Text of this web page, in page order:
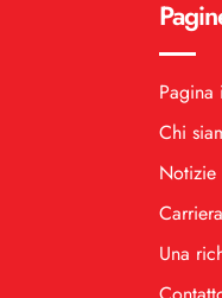
Pagina
Chi
Notizie
Carriera
Una